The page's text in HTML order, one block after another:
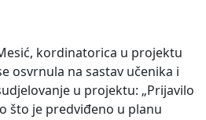
kordinatorica u projektu
osvrnula na sastav učenika i
u projektu: „Prijavilo
što je predviđeno u planu